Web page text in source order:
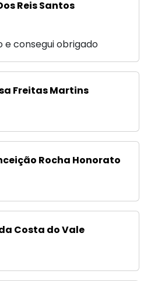
Reis Santos
e consegui obrigado
Freitas Martins
Rocha Honorato
Costa do Vale